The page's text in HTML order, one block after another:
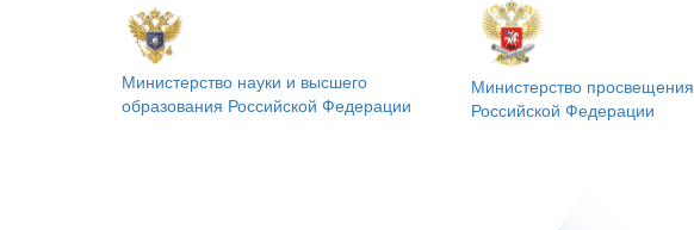
Министерство науки и высшего
образования Российской Федерации
Министерство просвещения
Российской Федерации